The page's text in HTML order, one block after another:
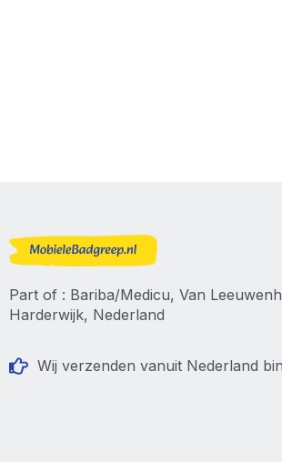
Part of : Bariba/Medicu, Van
Harderwijk, Nederland
Wij verzenden vanuit Nederland